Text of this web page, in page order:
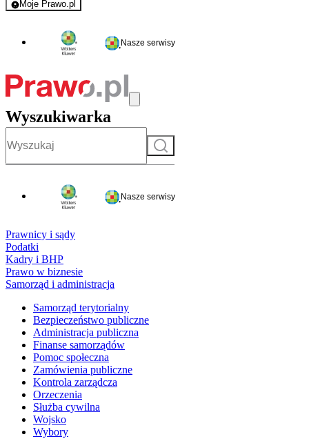
Moje Prawo.pl
- rejestracja i logowanie do serwisu
Nasze serwisy
Wyszukiwarka
Szukaj
Nasze serwisy
Prawnicy i sądy
Podatki
Kadry i BHP
Prawo w biznesie
Samorząd i administracja
Samorząd terytorialny
Bezpieczeństwo publiczne
Administracja publiczna
Finanse samorządów
Pomoc społeczna
Zamówienia publiczne
Kontrola zarządcza
Orzeczenia
Służba cywilna
Wojsko
Wybory